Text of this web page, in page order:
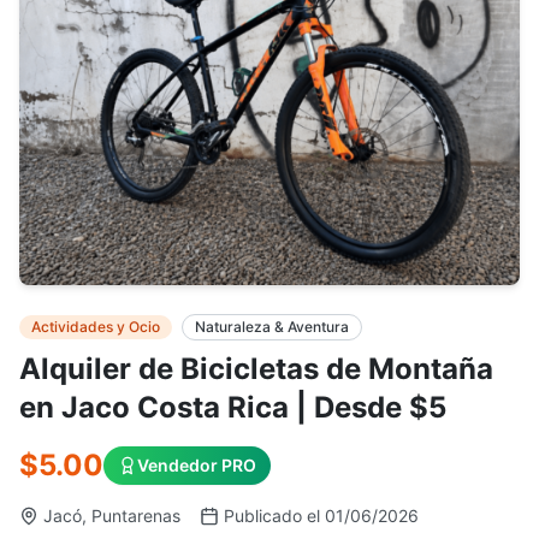
Alquiler de Bicicletas de Montaña
en Jaco Costa Rica | Desde $5
Actividades y Ocio Naturaleza & Aventura
$5.00 Vendedor PRO
Jacó, Puntarenas Publicado el 01/06/2026